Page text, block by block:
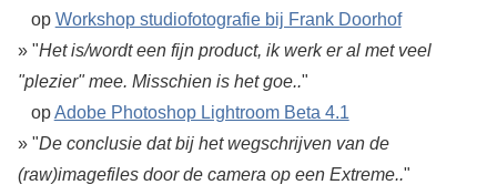
op Workshop studiofotografie bij Frank Doorhof
» "Het is/wordt een fijn product, ik werk er al met veel
"plezier" mee. Misschien is het goe.."
opAdobe Photoshop Lightroom Beta 4.1
» "De conclusie dat bij het wegschrijven van de
(raw)imagefiles door de camera op een Extreme.."